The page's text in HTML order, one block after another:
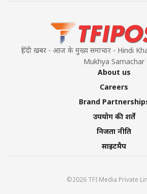
हिंदी खबर - आज के मुख्य समाचार - Hindi
Mukhya Samachar
About us
Careers
Brand
उपयोग की शर्तें
निजता नीति
साइटमैप
©2026 TFI Media Private